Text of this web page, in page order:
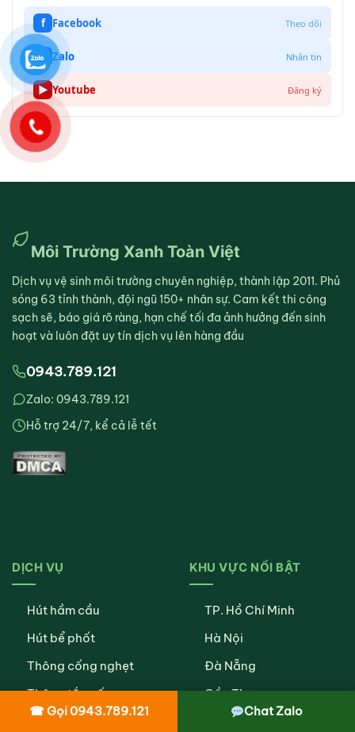
f Facebook Theo dõi
Z Zalo Nhắn tin
▶ Youtube Đăng ký
Môi Trường Xanh Toàn Việt
Dịch vụ vệ sinh môi trường chuyên nghiệp, thành lập 2011. Phủ
sóng 63 tỉnh thành, đội ngũ 150+ nhân sự. Cam kết thi công
sạch sẽ, báo giá rõ ràng, hạn chế tối đa ảnh hưởng đến sinh
hoạt và luôn đặt uy tín dịch vụ lên hàng đầu
0943.789.121
Zalo: 0943.789.121
Hỗ trợ 24/7, kể cả lễ tết
DỊCH VỤ
Hút hầm cầu
Hút bể phốt
Thông cống nghẹt
Thông tắc cống
Thông bồn cầu
KHU VỰC NỔI BẬT
TP. Hồ Chí Minh
Hà Nội
Đà Nẵng
Cần Thơ
Bình Dương
☎ Gọi 0943.789.121 Chat Zalo